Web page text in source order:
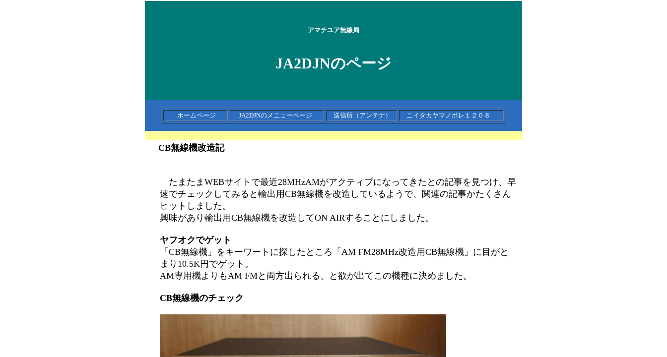
アマチユア無線局
JA2DJNのページ
ホームページ JA2DJNのメニューページ 送信所（アンテナ） ニイタカヤマノボレ１２０８
CB無線機改造記
たまたまWEBサイトで最近28MHzAMがアクティブになってきたとの記事を見つけ、早
速でチェックしてみると輸出用CB無線機を改造しているようで、関連の記事かたくさん
ヒットしました。
興味があり輸出用CB無線機を改造してON AIRすることにしました。
ヤフオクでゲット
「CB無線機」をキーワートに探したところ「AM FM28MHz改造用CB無線機」に目がと
まり10.5K円でゲット。
AM専用機よりもAM FMと両方出られる、と欲が出てこの機種に決めました。
CB無線機のチェック